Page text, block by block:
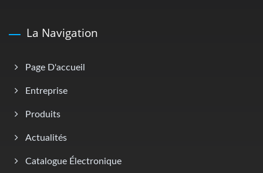
La Navigation
Page D'accueil
Entreprise
Produits
Actualités
Catalogue Électronique